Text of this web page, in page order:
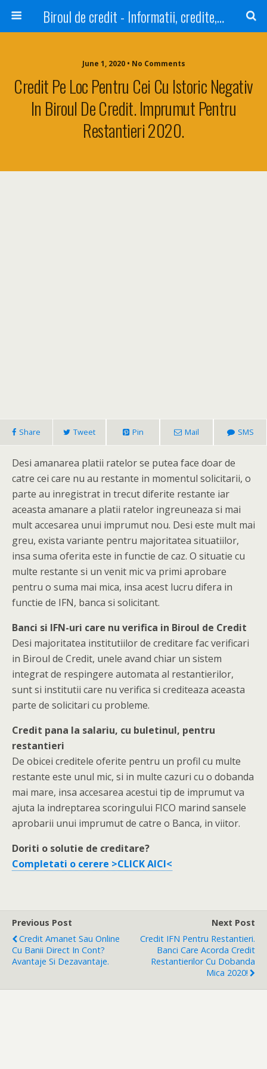
Biroul de credit - Informatii, credite, refinantare
June 1, 2020 • No Comments
Credit Pe Loc Pentru Cei Cu Istoric Negativ
In Biroul De Credit. Imprumut Pentru
Restantieri 2020.
Share Tweet Pin Mail SMS
Desi amanarea platii ratelor se putea face doar de
catre cei care nu au restante in momentul solicitarii, o
parte au inregistrat in trecut diferite restante iar
aceasta amanare a platii ratelor ingreuneaza si mai
mult accesarea unui imprumut nou. Desi este mult mai
greu, exista variante pentru majoritatea situatiilor,
insa suma oferita este in functie de caz. O situatie cu
multe restante si un venit mic va primi aprobare
pentru o suma mai mica, insa acest lucru difera in
functie de IFN, banca si solicitant.
Banci si IFN-uri care nu verifica in Biroul de Credit
Desi majoritatea institutiilor de creditare fac verificari
in Biroul de Credit, unele avand chiar un sistem
integrat de respingere automata al restantierilor,
sunt si institutii care nu verifica si crediteaza aceasta
parte de solicitari cu probleme.
Credit pana la salariu, cu buletinul, pentru
restantieri
De obicei creditele oferite pentru un profil cu multe
restante este unul mic, si in multe cazuri cu o dobanda
mai mare, insa accesarea acestui tip de imprumut va
ajuta la indreptarea scoringului FICO marind sansele
aprobarii unui imprumut de catre o Banca, in viitor.
Doriti o solutie de creditare?
Completati o cerere >CLICK AICI<
Previous Post
Credit Amanet Sau Online
Cu Banii Direct In Cont?
Avantaje Si Dezavantaje.
Next Post
Credit IFN Pentru Restantieri.
Banci Care Acorda Credit
Restantierilor Cu Dobanda
Mica 2020!